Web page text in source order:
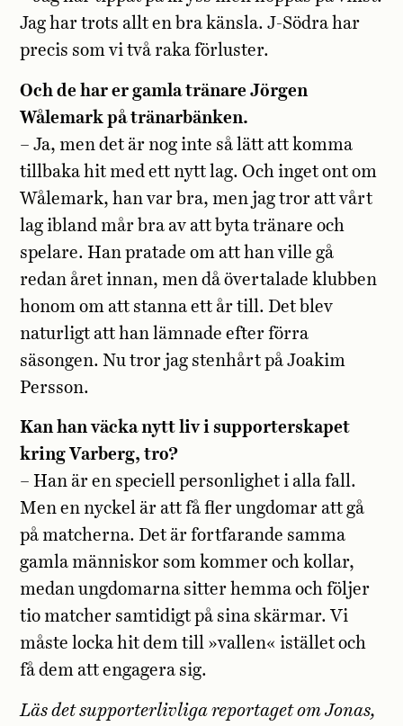
Jag har trots allt en bra känsla. J-Södra har
precis som vi två raka förluster.
Och de har er gamla tränare Jörgen
Wålemark på tränarbänken.
– Ja, men det är nog inte så lätt att komma
tillbaka hit med ett nytt lag. Och inget ont om
Wålemark, han var bra, men jag tror att vårt
lag ibland mår bra av att byta tränare och
spelare. Han pratade om att han ville gå
redan året innan, men då övertalade klubben
honom om att stanna ett år till. Det blev
naturligt att han lämnade efter förra
säsongen. Nu tror jag stenhårt på Joakim
Persson.
Kan han väcka nytt liv i supporterskapet
kring Varberg, tro?
– Han är en speciell personlighet i alla fall.
Men en nyckel är att få fler ungdomar att gå
på matcherna. Det är fortfarande samma
gamla människor som kommer och kollar,
medan ungdomarna sitter hemma och följer
tio matcher samtidigt på sina skärmar. Vi
måste locka hit dem till »vallen« istället och
få dem att engagera sig.
Läs det supporterlivliga reportaget om Jonas,